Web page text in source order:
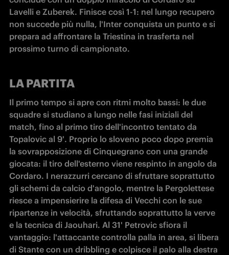
Lavelli e Zuberek. Finisce così 1-1: nel lungo recupero
non succede più nulla, l'Inter conquista un punto e si
prepara ad affrontare la Triestina in trasferta nel
prossimo turno di campionato.
LA PARTITA
Il primo tempo si apre con ritmi molto bassi: le due
squadre si studiano a lungo nelle fasi iniziali del
match, fino al primo tiro dell'incontro tentato da
Topalovic al 9'. Proprio lo sloveno poco dopo premia
la sovrapposizione di Cinquegrano con una grande
giocata: il tiro dell'esterno viene respinto in angolo da
Cordaro. I nerazzurri cercano di sfruttare soprattutto
gli schemi da calcio d'angolo, mentre la Pergolettese
riesce a impensierire la difesa di Vecchi con le sue
ripartenze in velocità, sfruttando soprattutto la verve
e la tecnica di Jaouhari. Al 31' Petrovic sfiora il
vantaggio: l'attaccante controlla palla in area, si libera
di Stante con un dribbling e colpisce il palo alla destra